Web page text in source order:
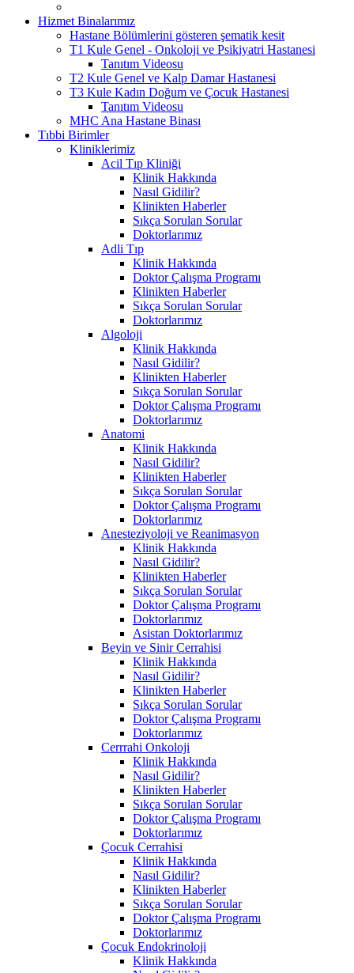
Hizmet Binalarımız
Hastane Bölümlerini gösteren şematik kesit
T1 Kule Genel - Onkoloji ve Psikiyatri Hastanesi
Tanıtım Videosu
T2 Kule Genel ve Kalp Damar Hastanesi
T3 Kule Kadın Doğum ve Çocuk Hastanesi
Tanıtım Videosu
MHC Ana Hastane Binası
Tıbbi Birimler
Kliniklerimiz
Acil Tıp Kliniği
Klinik Hakkında
Nasıl Gidilir?
Klinikten Haberler
Sıkça Sorulan Sorular
Doktorlarımız
Adli Tıp
Klinik Hakkında
Doktor Çalışma Programı
Klinikten Haberler
Sıkça Sorulan Sorular
Doktorlarımız
Algoloji
Klinik Hakkında
Nasıl Gidilir?
Klinikten Haberler
Sıkça Sorulan Sorular
Doktor Çalışma Programı
Doktorlarımız
Anatomi
Klinik Hakkında
Nasıl Gidilir?
Klinikten Haberler
Sıkça Sorulan Sorular
Doktor Çalışma Programı
Doktorlarımız
Anesteziyoloji ve Reanimasyon
Klinik Hakkında
Nasıl Gidilir?
Klinikten Haberler
Sıkça Sorulan Sorular
Doktor Çalışma Programı
Doktorlarımız
Asistan Doktorlarımız
Beyin ve Sinir Cerrahisi
Klinik Hakkında
Nasıl Gidilir?
Klinikten Haberler
Sıkça Sorulan Sorular
Doktor Çalışma Programı
Doktorlarımız
Cerrrahi Onkoloji
Klinik Hakkında
Nasıl Gidilir?
Klinikten Haberler
Sıkça Sorulan Sorular
Doktor Çalışma Programı
Doktorlarımız
Çocuk Cerrahisi
Klinik Hakkında
Nasıl Gidilir?
Klinikten Haberler
Sıkça Sorulan Sorular
Doktor Çalışma Programı
Doktorlarımız
Çocuk Endokrinoloji
Klinik Hakkında